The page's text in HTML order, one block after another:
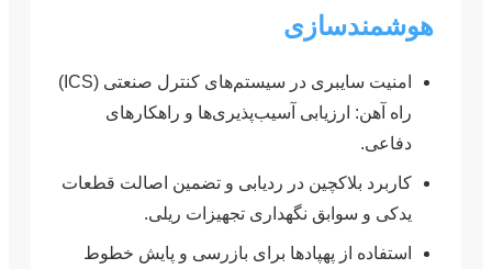
هوشمندسازی
امنیت سایبری در سیستم‌های کنترل صنعتی (ICS)
راه آهن: ارزیابی آسیب‌پذیری‌ها و راهکارهای
دفاعی.
کاربرد بلاکچین در ردیابی و تضمین اصالت قطعات
یدکی و سوابق نگهداری تجهیزات ریلی.
استفاده از پهپادها برای بازرسی و پایش خطوط